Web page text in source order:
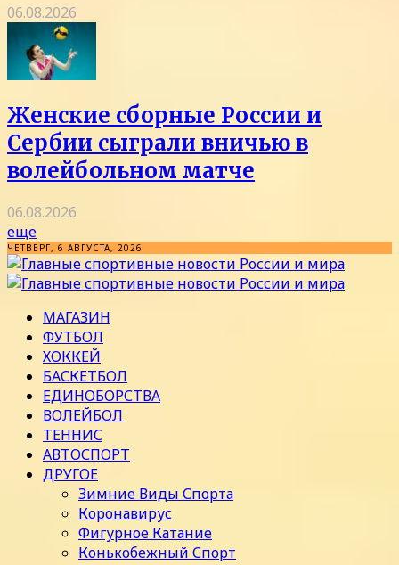
06.08.2026
Женские сборные России и
Сербии сыграли вничью в
волейбольном матче
06.08.2026
еще
ЧЕТВЕРГ, 6 АВГУСТА, 2026
МАГАЗИН
ФУТБОЛ
ХОККЕЙ
БАСКЕТБОЛ
ЕДИНОБОРСТВА
ВОЛЕЙБОЛ
ТЕННИС
АВТОСПОРТ
ДРУГОЕ
Зимние Виды Спорта
Коронавирус
Фигурное Катание
Конькобежный Спорт